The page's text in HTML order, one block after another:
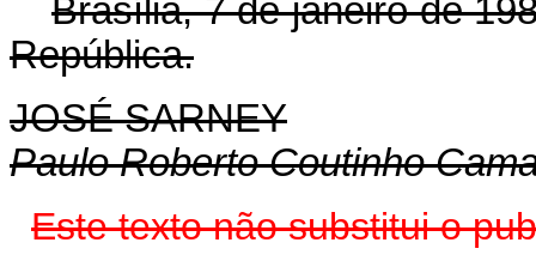
Brasília, 7 de janeiro de
República.
JOSÉ SARNEY
Paulo Roberto Coutinho
Este texto não substitui o